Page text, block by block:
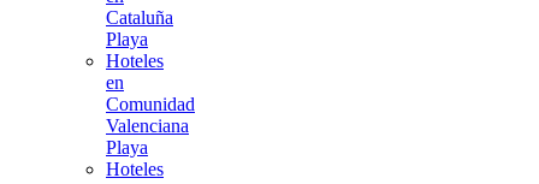
Cataluña
Playa
Hoteles
en
Comunidad
Valenciana
Playa
Hoteles